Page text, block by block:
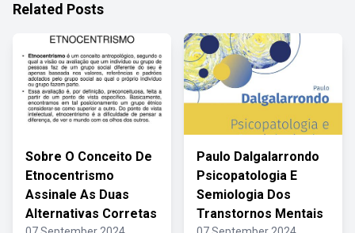
Related Posts
Sobre O Conceito De
Etnocentrismo
Assinale As Duas
Alternativas Corretas
Paulo Dalgalarrondo
Psicopatologia E
Semiologia Dos
Transtornos Mentais